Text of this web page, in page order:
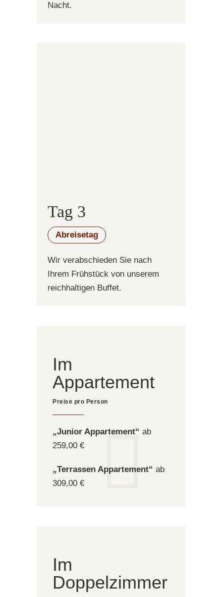
Nacht.
Tag 3
Abreisetag
Wir verabschieden Sie nach
Ihrem Frühstück von unserem
reichhaltigen Buffet.
Im
Appartement
„Junior Appartement“ ab
259,00 €
„Terrassen Appartement“ ab
309,00 €
Im
Doppelzimmer